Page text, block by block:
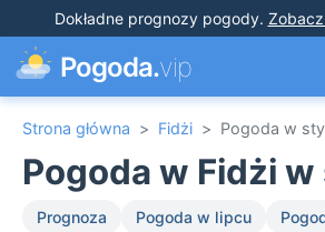
Dokładne prognozy pogody.
Pogoda.vip
Strona główna > Fidżi > Pogoda w
Pogoda w Fidżi
Prognoza Pogoda w lipcu